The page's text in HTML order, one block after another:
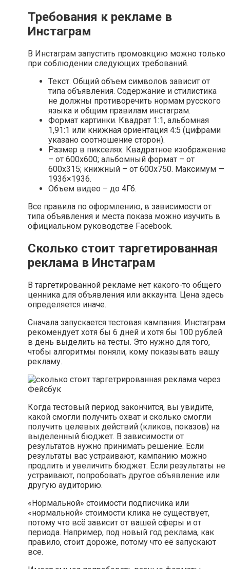
Требования к рекламе в
Инстаграм
В Инстаграм запустить промоакцию можно только
при соблюдении следующих требований.
Текст. Общий объем символов зависит от
типа объявления. Содержание и стилистика
не должны противоречить нормам русского
языка и общим правилам инстаграм.
Формат картинки. Квадрат 1:1, альбомная
1,91:1 или книжная ориентация 4:5 (цифрами
указано соотношение сторон).
Размер в пикселях. Квадратное изображение
– от 600х600; альбомный формат – от
600х315; книжный – от 600х750. Максимум —
1936×1936.
Объем видео – до 4Гб.
Все правила по оформлению, в зависимости от
типа объявления и места показа можно изучить в
официальном руководстве Facebook.
Сколько стоит таргетированная
реклама в Инстаграм
В таргетированной рекламе нет какого-то общего
ценника для объявления или аккаунта. Цена здесь
определяется иначе.
Сначала запускается тестовая кампания. Инстаграм
рекомендует хотя бы 6 дней и хотя бы 100 рублей
в день выделить на тесты. Это нужно для того,
чтобы алгоритмы поняли, кому показывать вашу
рекламу.
Когда тестовый период закончится, вы увидите,
какой смогли получить охват и сколько смогли
получить целевых действий (кликов, показов) на
выделенный бюджет. В зависимости от
результатов нужно принимать решение. Если
результаты вас устраивают, кампанию можно
продлить и увеличить бюджет. Если результаты не
устраивают, попробовать другое объявление или
другую аудиторию.
«Нормальной» стоимости подписчика или
«нормальной» стоимости клика не существует,
потому что всё зависит от вашей сферы и от
периода. Например, под новый год реклама, как
правило, стоит дороже, потому что её запускают
все.